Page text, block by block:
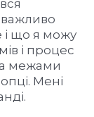
і що я можу
і процес
межами
Мені